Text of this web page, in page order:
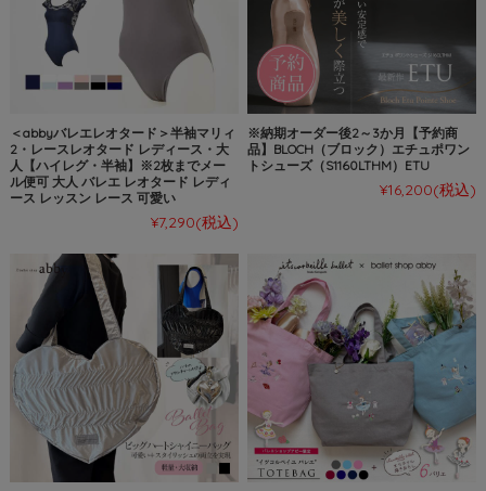
＜abbyバレエレオタード＞半袖マリィ
2・レースレオタード レディース・大
人【ハイレグ・半袖】※2枚までメー
ル便可 大人 バレエ レオタード レディ
ース レッスン レース 可愛い
¥7,290(税込)
※納期オーダー後2～3か月【予約商
品】BLOCH（ブロック）エチュポワン
トシューズ（S1160LTHM）ETU
¥16,200(税込)